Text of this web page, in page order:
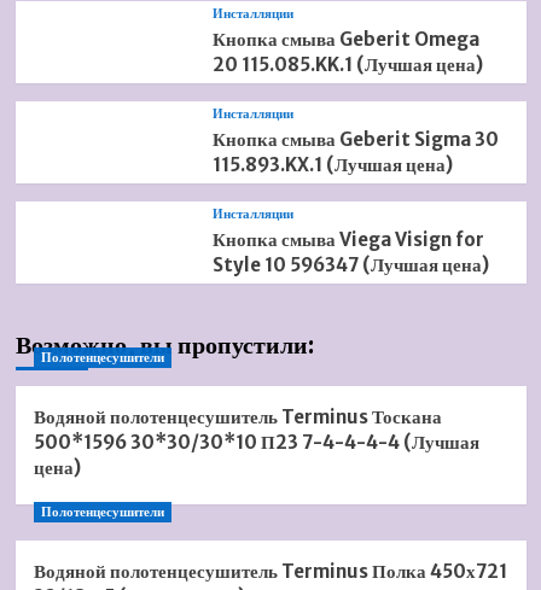
Инсталляции
Кнопка смыва Geberit Omega
20 115.085.KK.1 (Лучшая цена)
Инсталляции
Кнопка смыва Geberit Sigma 30
115.893.KX.1 (Лучшая цена)
Инсталляции
Кнопка смыва Viega Visign for
Style 10 596347 (Лучшая цена)
Возможно, вы пропустили:
Полотенцесушители
Водяной полотенцесушитель Terminus Тоскана
500*1596 30*30/30*10 П23 7-4-4-4-4 (Лучшая
цена)
Полотенцесушители
Водяной полотенцесушитель Terminus Полка 450х721